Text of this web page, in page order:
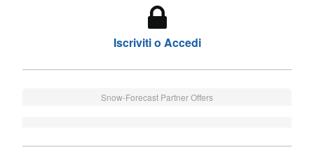
Iscriviti o Accedi
Snow-Forecast Partner Offers